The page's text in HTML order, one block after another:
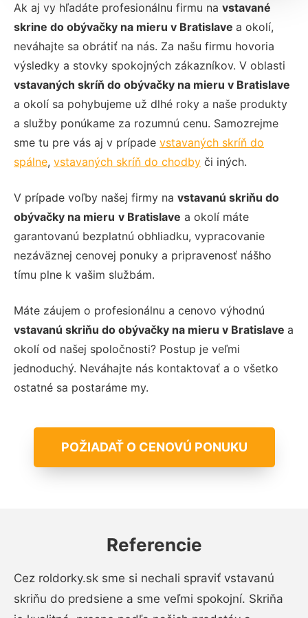
Ak aj vy hľadáte profesionálnu firmu na vstavané
skrine do obývačky na mieru v Bratislave a okolí,
neváhajte sa obrátiť na nás. Za našu firmu hovoria
výsledky a stovky spokojných zákazníkov. V oblasti
vstavaných skríň do obývačky na mieru v Bratislave
a okolí sa pohybujeme už dlhé roky a naše produkty
a služby ponúkame za rozumnú cenu. Samozrejme
sme tu pre vás aj v prípade vstavaných skríň do
spálne, vstavaných skríň do chodby či iných.
V prípade voľby našej firmy na vstavanú skriňu do
obývačky na mieru v Bratislave a okolí máte
garantovanú bezplatnú obhliadku, vypracovanie
nezáväznej cenovej ponuky a pripravenosť nášho
tímu plne k vašim službám.
Máte záujem o profesionálnu a cenovo výhodnú
vstavanú skriňu do obývačky na mieru v Bratislave a
okolí od našej spoločnosti? Postup je veľmi
jednoduchý. Neváhajte nás kontaktovať a o všetko
ostatné sa postaráme my.
POŽIADAŤ O CENOVÚ PONUKU
Referencie
Cez roldorky.sk sme si nechali spraviť vstavanú
skriňu do predsiene a sme veľmi spokojní. Skriňa